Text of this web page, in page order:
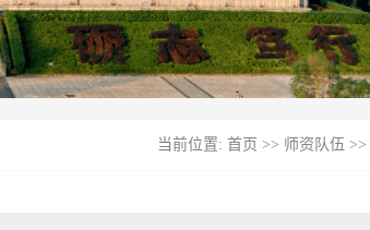
当前位置: 首页 >> 师资队伍 >>